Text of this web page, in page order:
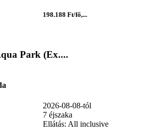
198.188 Ft/fő,...
Park (Ex....
2026-08-08-tól
7 éjszaka
Ellátás: All inclusive